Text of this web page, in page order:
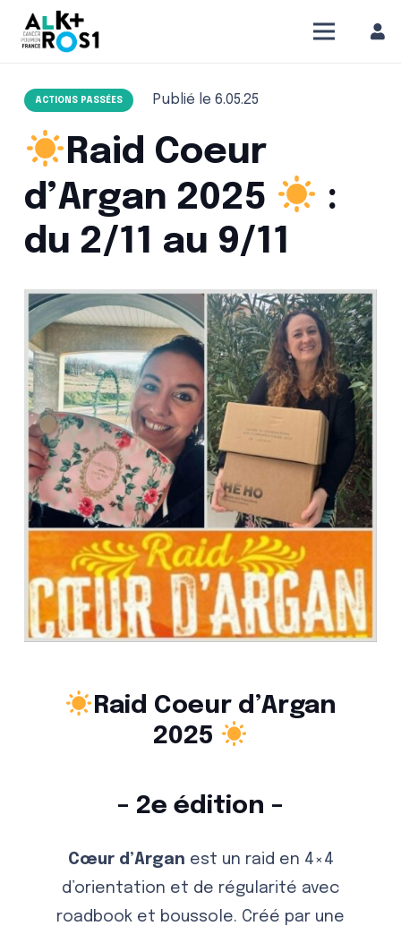
ACTIONS PASSÉES Publié le 6.05.25
Raid Coeur
d’Argan 2025
:
du 2/11 au 9/11
Raid Coeur d’Argan
2025
– 2e édition –
Cœur d’Argan est un raid en 4×4
d’orientation et de régularité avec
roadbook et boussole. Créé par une